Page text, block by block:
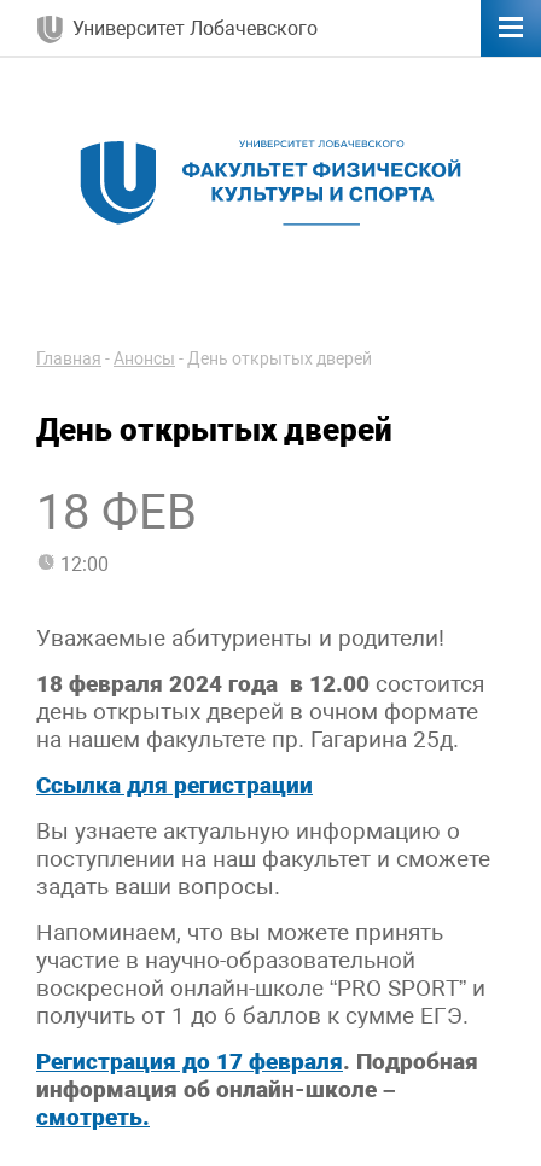
Университет Лобачевского
Главная -Анонсы -День открытых дверей
День открытых дверей
18 ФЕВ
12:00
Уважаемые абитуриенты и родители!
18 февраля 2024 года в 12.00 состоится
день открытых дверей в очном формате
на нашем факультете пр. Гагарина 25д.
Ссылка для регистрации
Вы узнаете актуальную информацию о
поступлении на наш факультет и сможете
задать ваши вопросы.
Напоминаем, что вы можете принять
участие в научно-образовательной
воскресной онлайн-школе “PRO SPORT” и
получить от 1 до 6 баллов к сумме ЕГЭ.
Регистрация до 17 февраля. Подробная
информация об онлайн-школе –
смотреть.